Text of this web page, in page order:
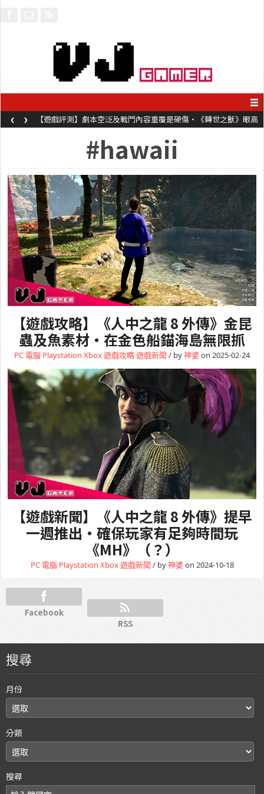
【遊戲評測】劇本空泛及戰鬥內容重覆是硬傷・《轉世之獸》眼高
手低表現未如理想
‹ ›
#hawaii
【遊戲攻略】《人中之龍 8 外傳》金昆
蟲及魚素材・在金色船錨海島無限抓
PC 電腦 Playstation Xbox遊戲攻略遊戲新聞 / by神婆on 2025-02-24
【遊戲新聞】《人中之龍 8 外傳》提早
一週推出・確保玩家有足夠時間玩
《MH》（？）
PC 電腦 Playstation Xbox遊戲新聞 / by神婆on 2024-10-18
Facebook
RSS
搜尋
月份
分類
搜尋